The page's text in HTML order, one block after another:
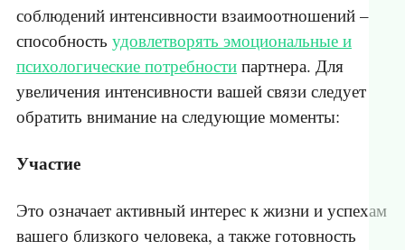
соблюдений интенсивности взаимоотношений –
способность удовлетворять эмоциональные и
психологические потребности партнера. Для
увеличения интенсивности вашей связи следует
обратить внимание на следующие моменты:
Участие
Это означает активный интерес к жизни и успехам
вашего близкого человека, а также готовность